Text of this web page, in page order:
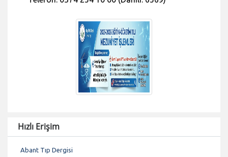
Hızlı Erişim
Abant Tıp Dergisi